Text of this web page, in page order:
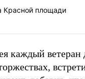
Красной площади
каждый ветеран